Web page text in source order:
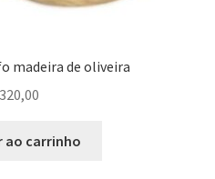
madeira de oliveira
320,00
ao carrinho